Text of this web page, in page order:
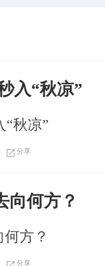
入“秋凉”
“秋凉”
分享
向何方？
方？
分享